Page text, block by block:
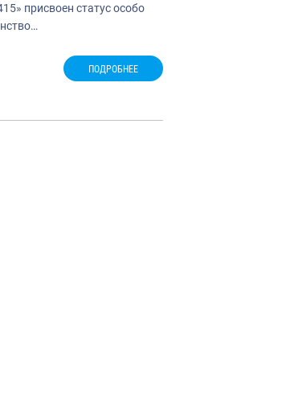
присвоен статус особо
ПОДРОБНЕЕ